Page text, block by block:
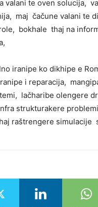
valani te oven solucija,
maj čačune valani te
bokhale thaj na
iranipe ko dikhipe e
i reparacija,
lačharibe olengere
strukturakere
raštrengere